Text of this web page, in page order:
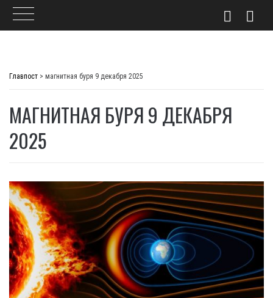
Главпост > магнитная буря 9 декабря 2025
МАГНИТНАЯ БУРЯ 9 ДЕКАБРЯ
2025